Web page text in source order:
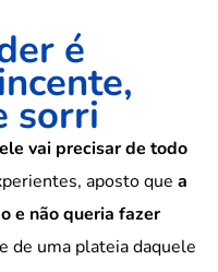
é
sorri
ele vai precisar de todo
aposto que a
e não queria fazer
de uma plateia daquele